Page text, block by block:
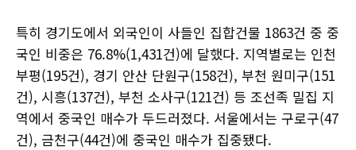
특히 경기도에서 외국인이 사들인 집합건물 1863건 중 중
국인 비중은 76.8%(1,431건)에 달했다. 지역별로는 인천
부평(195건), 경기 안산 단원구(158건), 부천 원미구(151
건), 시흥(137건), 부천 소사구(121건) 등 조선족 밀집 지
역에서 중국인 매수가 두드러졌다. 서울에서는 구로구(47
건), 금천구(44건)에 중국인 매수가 집중됐다.